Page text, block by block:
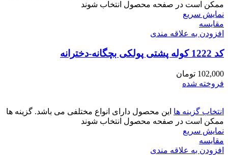
ممکن است در صفحه محصول انتخاب شوند
نمایش سریع
مقايسه
افزودن به علاقه مندی
کد 1222 کوله پشتی پولکی بچگانه-دخترانه
102,000 تومان
فروخته شده
انتخاب گزینه ها این محصول دارای انواع مختلفی می باشد. گزینه ها
ممکن است در صفحه محصول انتخاب شوند
نمایش سریع
مقايسه
افزودن به علاقه مندی